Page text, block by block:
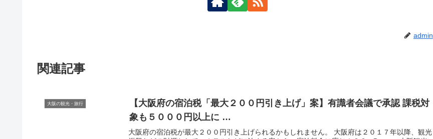
admin
関連記事
大阪の観光・旅行 【大阪府の宿泊税「最大２００円引き上げ」案】有識者会議で承認 課税対
象も５０００円以上に …
大阪府の宿泊税が最大２００円引き上げられるかもしれません。 大阪府は２０１７年以降、観光